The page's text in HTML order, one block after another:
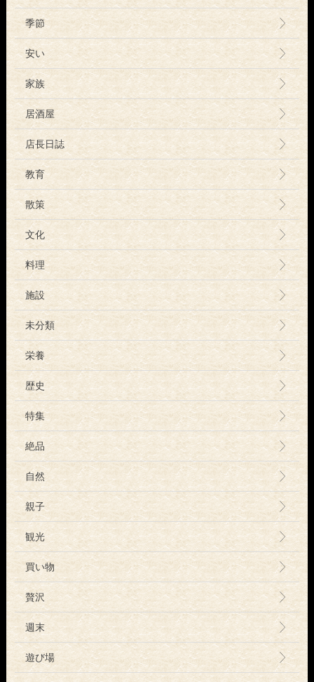
季節
安い
家族
居酒屋
店長日誌
教育
散策
文化
料理
施設
未分類
栄養
歴史
特集
絶品
自然
親子
観光
買い物
贅沢
週末
遊び場